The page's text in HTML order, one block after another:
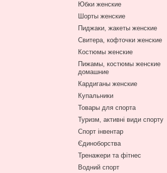
Юбки женские
Шорты женские
Пиджаки, жакеты женские
Свитера, кофточки женские
Костюмы женские
Пижамы, костюмы женские
домашние
Кардиганы женские
Купальники
Товары для спорта
Туризм, активні види спорту
Спорт інвентар
Єдиноборства
Тренажери та фітнес
Водний спорт